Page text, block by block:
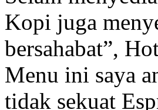
Kopi juga
bersahabat”,
Menu ini saya
tidak sekuat